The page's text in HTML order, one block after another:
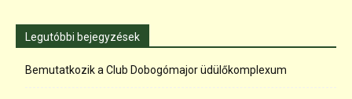
Legutóbbi bejegyzések
Bemutatkozik a Club Dobogómajor üdülőkomplexum